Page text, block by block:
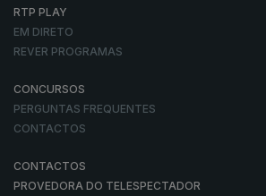
RTP PLAY
EM DIRETO
REVER PROGRAMAS
CONCURSOS
PERGUNTAS FREQUENTES
CONTACTOS
CONTACTOS
PROVEDORA DO TELESPECTADOR